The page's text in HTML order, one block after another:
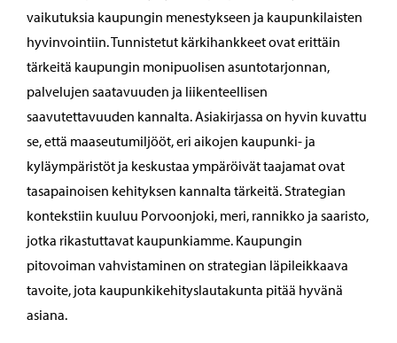
vaikutuksia kaupungin menestykseen ja kaupunkilaisten
hyvinvointiin. Tunnistetut kärkihankkeet ovat erittäin
tärkeitä kaupungin monipuolisen asuntotarjonnan,
palvelujen saatavuuden ja liikenteellisen
saavutettavuuden kannalta. Asiakirjassa on hyvin kuvattu
se, että maaseutumiljööt, eri aikojen kaupunki- ja
kyläympäristöt ja keskustaa ympäröivät taajamat ovat
tasapainoisen kehityksen kannalta tärkeitä. Strategian
kontekstiin kuuluu Porvoonjoki, meri, rannikko ja saaristo,
jotka rikastuttavat kaupunkiamme. Kaupungin
pitovoiman vahvistaminen on strategian läpileikkaava
tavoite, jota kaupunkikehityslautakunta pitää hyvänä
asiana.